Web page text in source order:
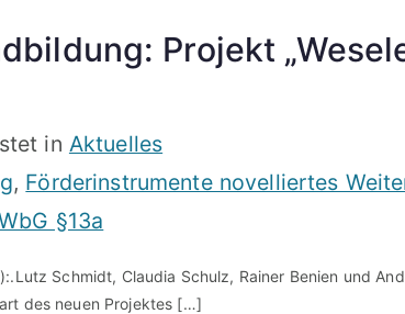
Projekt
in Aktuelles
, Förderinstrumente novelliertes
§13a
Schmidt, Claudia Schulz, Rainer Benien und
des neuen Projektes […]